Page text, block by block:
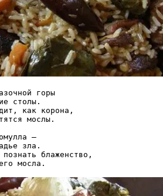
горы
столы.
как корона,
мослы.
—
зла.
блаженство,